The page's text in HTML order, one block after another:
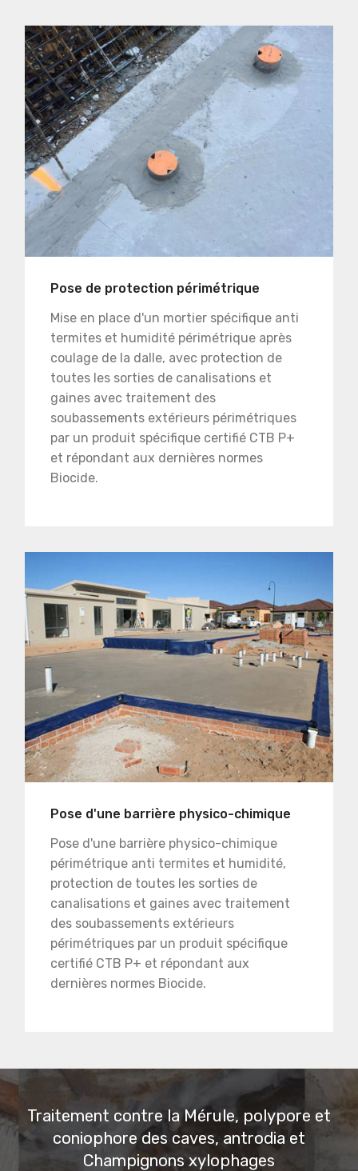
Pose de protection périmétrique
Mise en place d'un mortier spécifique anti
termites et humidité périmétrique après
coulage de la dalle, avec protection de
toutes les sorties de canalisations et
gaines avec traitement des
soubassements extérieurs périmétriques
par un produit spécifique certifié CTB P+
et répondant aux dernières normes
Biocide.
Pose d'une barrière physico-chimique
Pose d'une barrière physico-chimique
périmétrique anti termites et humidité,
protection de toutes les sorties de
canalisations et gaines avec traitement
des soubassements extérieurs
périmétriques par un produit spécifique
certifié CTB P+ et répondant aux
dernières normes Biocide.
Traitement contre la Mérule, polypore et
coniophore des caves, antrodia et
Champignons xylophages